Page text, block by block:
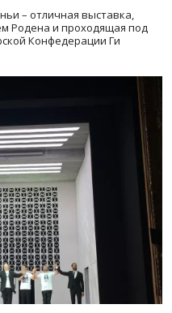
– отличная выставка,
Родена и проходящая под
Конфедерации Ги